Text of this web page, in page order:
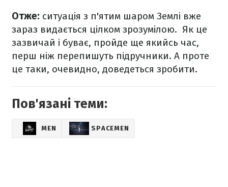
Отже: ситуація з п'ятим шаром Землі вже
зараз видається цілком зрозумілою. Як це
зазвичай і буває, пройде ще якийсь час,
перш ніж перепишуть підручники. А проте
це таки, очевидно, доведеться зробити.
Пов'язані теми:
MEN SPACEMEN